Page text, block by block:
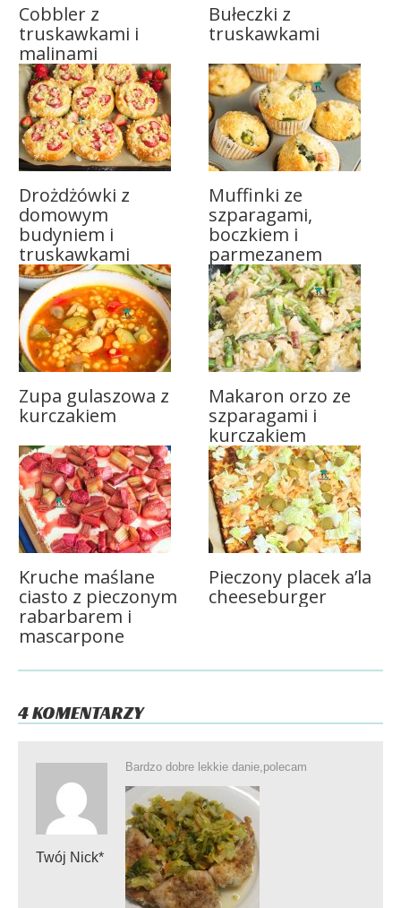
Cobbler z
truskawkami i
malinami
Bułeczki z
truskawkami
Drożdżówki z
domowym
budyniem i
truskawkami
Muffinki ze
szparagami,
boczkiem i
parmezanem
Zupa gulaszowa z
kurczakiem
Makaron orzo ze
szparagami i
kurczakiem
Kruche maślane
ciasto z pieczonym
rabarbarem i
mascarpone
Pieczony placek a’la
cheeseburger
4 KOMENTARZY
Twój Nick*
Bardzo dobre lekkie danie,polecam